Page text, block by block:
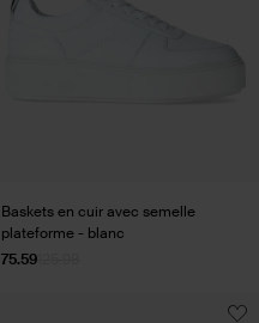
Baskets en cuir avec semelle
plateforme - blanc
75.59